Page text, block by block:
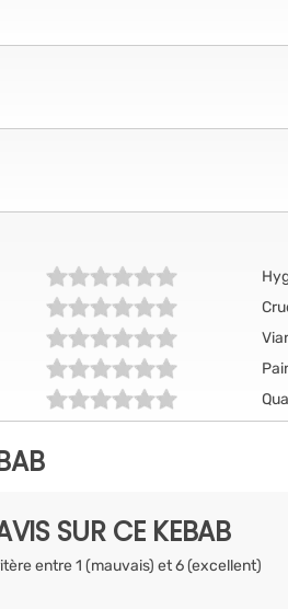
SUR CE KEBAB
entre 1 (mauvais) et 6 (excellent)